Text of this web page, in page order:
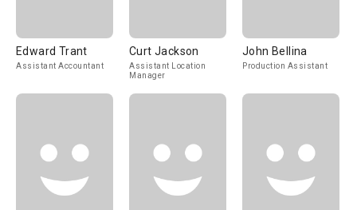
Edward Trant
Assistant Accountant
Curt Jackson
Assistant Location
Manager
John Bellina
Production Assistant